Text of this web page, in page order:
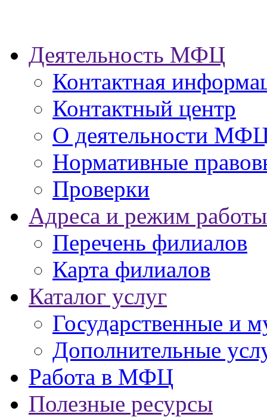
Деятельность МФЦ
Контактная
Контактный центр
О деятельности
Нормативные
Проверки
Адреса и режим работы
Перечень филиалов
Карта филиалов
Каталог услуг
Государственные и
Дополнительные
Работа в МФЦ
Полезные ресурсы